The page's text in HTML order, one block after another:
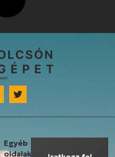
Egyéb
oldalak